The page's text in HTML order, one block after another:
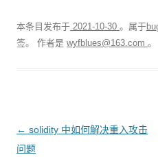
本条目发布于 2021-10-30 。属于
签。 作者是 wyfblues@163.com 。
文
章
← solidity 中如何解决重入攻击
问题